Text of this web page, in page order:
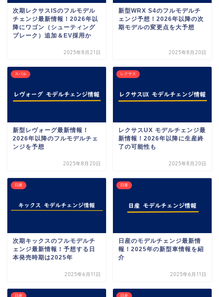
次期レクサスISのフルモデル
チェンジ最新情報！2026年以
降にワゴン（シューティング
ブレーク）追加＆EV採用か
2025年8月21日
新型WRX S4のフルモデルチ
ェンジ予想！2026年以降の次
期モデルの変更点を大予想
2025年8月20日
スバル
新型レヴォーグ最新情報！
2026年以降のフルモデルチェ
ンジを予想
2025年8月20日
レクサス
レクサスUX モデルチェンジ最
新情報！2026年以降に生産終
了の可能性も
2025年8月20日
日産
次期キックスのフルモデルチ
ェンジ最新情報！予想する日
本発売時期は2025年
2025年6月11日
日産
日産のモデルチェンジ最新情
報！2025年の新型車情報を紹
介
2025年6月11日
日産 日産